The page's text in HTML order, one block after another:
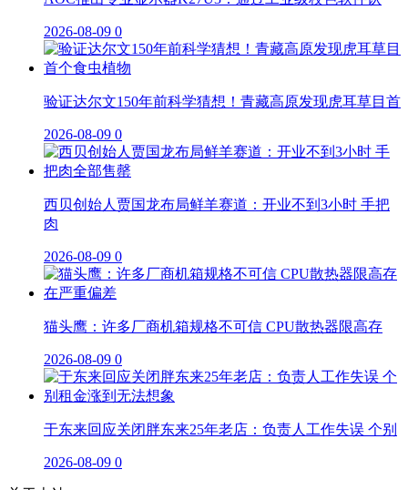
2026-08-09 0
验证达尔文150年前科学猜想！青藏高原发现虎耳草目首
2026-08-09 0
西贝创始人贾国龙布局鲜羊赛道：开业不到3小时 手把
肉
2026-08-09 0
猫头鹰：许多厂商机箱规格不可信 CPU散热器限高存
2026-08-09 0
于东来回应关闭胖东来25年老店：负责人工作失误 个别
2026-08-09 0